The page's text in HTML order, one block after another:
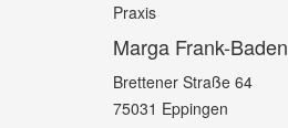
Praxis
Marga Frank-Baden
Brettener Straße 64
75031 Eppingen